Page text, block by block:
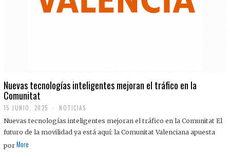
Nuevas tecnologías inteligentes mejoran el tráfico en la
Comunitat
15 JUNIO, 2025 NOTICIAS
Nuevas tecnologías inteligentes mejoran el tráfico en la Comunitat El
futuro de la movilidad ya está aquí: la Comunitat Valenciana apuesta
por More